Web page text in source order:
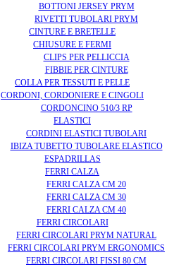
BOTTONI JERSEY PRYM
RIVETTI TUBOLARI PRYM
CINTURE E BRETELLE
CHIUSURE E FERMI
CLIPS PER PELLICCIA
FIBBIE PER CINTURE
COLLA PER TESSUTI E PELLE
CORDONI, CORDONIERE E CINGOLI
CORDONCINO 510/3 RP
ELASTICI
CORDINI ELASTICI TUBOLARI
IBIZA TUBETTO TUBOLARE ELASTICO
ESPADRILLAS
FERRI CALZA
FERRI CALZA CM 20
FERRI CALZA CM 30
FERRI CALZA CM 40
FERRI CIRCOLARI
FERRI CIRCOLARI PRYM NATURAL
FERRI CIRCOLARI PRYM ERGONOMICS
FERRI CIRCOLARI FISSI 80 CM